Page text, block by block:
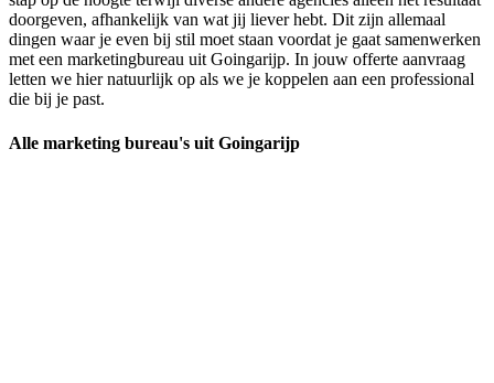
doorgeven, afhankelijk van wat jij liever hebt. Dit zijn allemaal
dingen waar je even bij stil moet staan voordat je gaat samenwerken
met een marketingbureau uit Goingarijp. In jouw offerte aanvraag
letten we hier natuurlijk op als we je koppelen aan een professional
die bij je past.
Alle marketing bureau's uit Goingarijp